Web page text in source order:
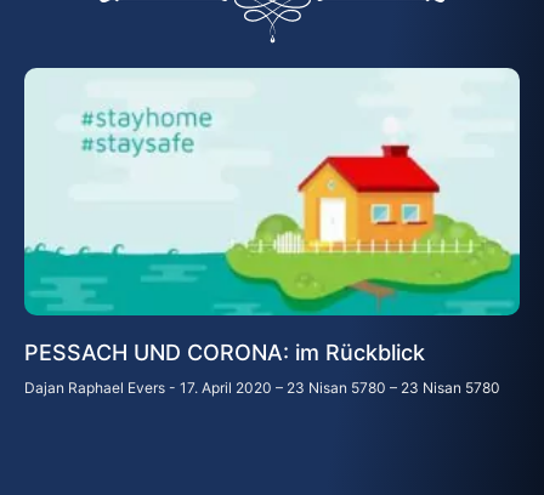
PESSACH UND CORONA: im Rückblick
Dajan Raphael Evers 17. April 2020 – 23 Nisan 5780 – 23 Nisan 5780